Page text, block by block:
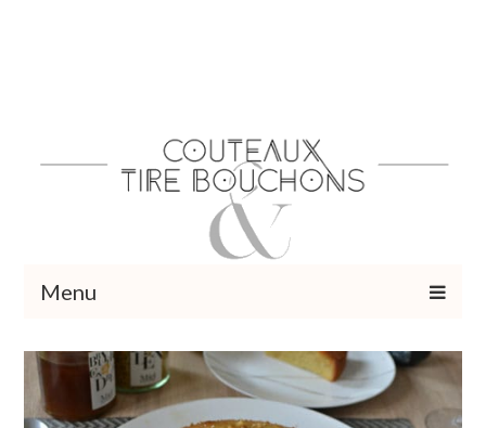
Menu
Recettes
Vins et cocktails